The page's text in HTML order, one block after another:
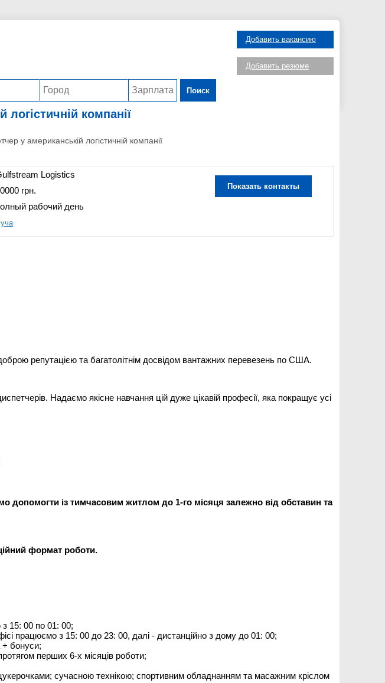
Поиск
Добавить вакансию
Добавить резюме
компанії
у американській логістичній компанії
Logistics
грн.
рабочий день
Показать контакты
репутацією та багатолітнім досвідом вантажних перевезень по США.
Надаємо якісне навчання цій дуже цікавій професії, яка покращує усі
допомогти із тимчасовим житлом до 1-го місяця залежно від обставин та
формат роботи.
з 15: 00 по 01: 00;
працюємо з 15: 00 до 23: 00, далі - дистанційно з дому до 01: 00;
+ бонуси;
перших 6-х місяців роботи;
сучасною технікою; спортивним обладнанням та масажним кріслом